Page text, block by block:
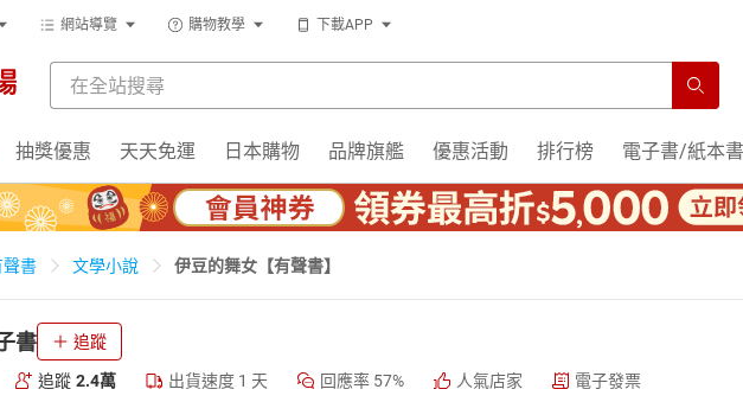
網站導覽 購物教學 下載APP
抽獎優惠 天天免運 日本購物 品牌旗艦 優惠活動 排行榜 電子書/紙本書
聲書 文學小說 伊豆的舞女【有聲書】
書 追蹤
追蹤 2.4萬 出貨速度 1 天 回應率 57% 人氣店家 電子發票